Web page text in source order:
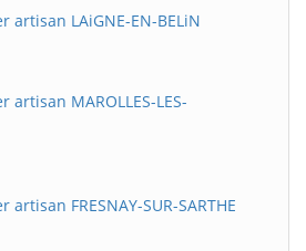
artisan LAiGNE-EN-BELiN
artisan MAROLLES-LES-
FRESNAY-SUR-SARTHE